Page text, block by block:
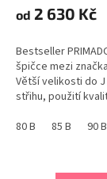
produktu
je
z
5
hvězdiček.
od 2 630 Kč
Bestseller
špičce mezi
Větší velikosti do
střihu, použití
80 B
85 B 90 B